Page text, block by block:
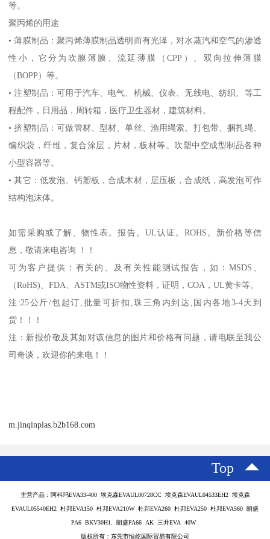
等。
聚丙烯的用途
•薄膜制品：聚丙烯薄膜制品透明而有光泽，对水蒸汽和空气的渗透
性小，它分为吹膜薄膜、流延薄膜（CPP ）、双向拉伸薄膜
（BOPP ）等。
•注塑制品：可用于汽车、电气、机械、仪表、无线电、纺织、等工
程配件，日用品，周转箱，医疗卫生器材，建筑材料。
•挤塑制品：可做管材、型材、单丝、渔用绳索。打包带、捆扎绳、
编织袋，纤维，复合涂层，片材，板材等。吹塑中空成型制品各种
小型容器等。
•其它：低发泡、钙塑板，合成木材，层压板，合成纸，高发泡可作
结构泡沫体。
如需采购或了解、物性表。报告。 UL认证。ROHS 。新价格等信
息，敬请来电咨询 ！！
可为客户提供：有关的、及有关性能测试报告，如： MSDS
（RoHS) 、FDA ASTM或ISO物性资料，证明，COA ，UL黄卡等。
注 :25公斤/包起订 批量可折扣 珠三角内到达 国内各地3-4天到
货！！！
注：新报价敬及其如对该信息的图片和价格有问题，请电联至我公
司奇谈，欢迎你的来电！！
m.jinqinplas.b2b168.com
Top
主营产品：阿科玛EVA33-400 埃克森EVAUL00728CC 埃克森EVAUL04533EH2 埃克森
EVAUL05540EH2 杜邦EVA150 杜邦EVA210W 杜邦EVA260 杜邦EVA250 杜邦EVA560 朗盛
PA6 BKV30H1. 朗盛PA66 AK 三井EVA 40W
版权所有：东莞市恒屹国际贸易有限公司